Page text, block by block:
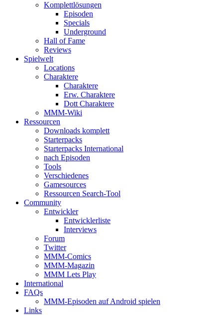
Komplettlösungen
Episoden
Specials
Underground
Hall of Fame
Reviews
Spielwelt
Locations
Charaktere
Charaktere
Erw. Charaktere
Dott Charaktere
MMM-Wiki
Ressourcen
Downloads komplett
Starterpacks
Starterpacks International
nach Episoden
Tools
Verschiedenes
Gamesources
Ressourcen Search-Tool
Community
Entwickler
Entwicklerliste
Interviews
Forum
Twitter
MMM-Comics
MMM-Magazin
MMM Lets Play
International
FAQs
MMM-Episoden auf Android spielen
Links